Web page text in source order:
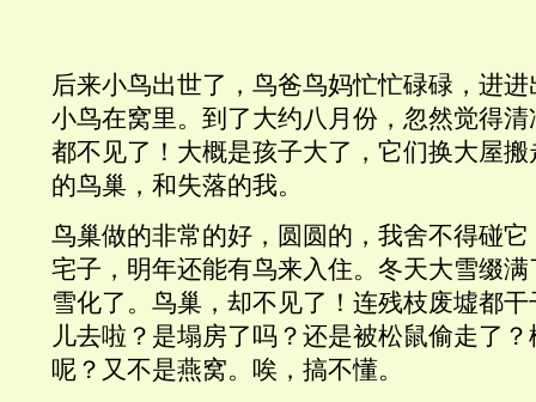
后来小鸟出世了，鸟爸鸟妈忙忙碌碌，进
小鸟在窝里。到了大约八月份，忽然觉得
都不见了！大概是孩子大了，它们换大屋
的鸟巢，和失落的我。
鸟巢做的非常的好，圆圆的，我舍不得碰
宅子，明年还能有鸟来入住。冬天大雪缀
雪化了。鸟巢，却不见了！连残枝废墟都
儿去啦？是塌房了吗？还是被松鼠偷走了
呢？又不是燕窝。唉，搞不懂。